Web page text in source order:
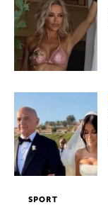
SPORT